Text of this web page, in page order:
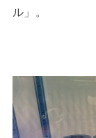
ル」。